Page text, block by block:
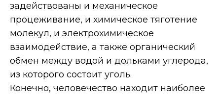
задействованы и механическое
процеживание, и химическое тяготение
молекул, и электрохимическое
взаимодействие, а также органический
обмен между водой и дольками углерода,
из которого состоит уголь.
Конечно, человечество находит наиболее